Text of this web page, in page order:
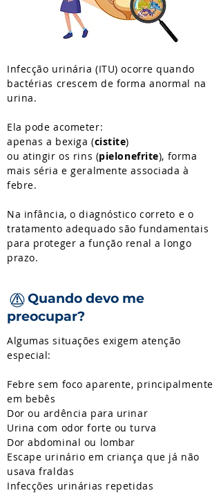
Infecção urinária (ITU) ocorre quando
bactérias crescem de forma anormal na
urina.
Ela pode acometer:
apenas a bexiga (cistite)
ou atingir os rins (pielonefrite), forma
mais séria e geralmente associada à
febre.
Na infância, o diagnóstico correto e o
tratamento adequado são fundamentais
para proteger a função renal a longo
prazo.
Quando devo me
preocupar?
Algumas situações exigem atenção
especial:
Febre sem foco aparente, principalmente
em bebês
Dor ou ardência para urinar
Urina com odor forte ou turva
Dor abdominal ou lombar
Escape urinário em criança que já não
usava fraldas
Infecções urinárias repetidas